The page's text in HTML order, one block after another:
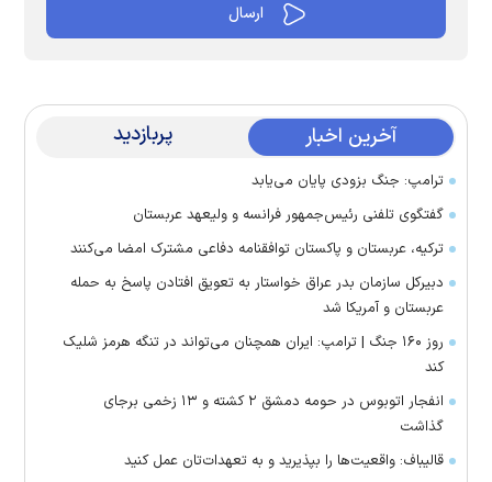
آخرین اخبار پربازدید
ترامپ: جنگ بزودی پایان می‌یابد
گفتگوی تلفنی رئیس‌جمهور فرانسه و ولیعهد عربستان
ترکیه، عربستان و پاکستان توافقنامه دفاعی مشترک امضا می‌کنند
دبیرکل سازمان بدر عراق خواستار به تعویق افتادن پاسخ به حمله
عربستان و آمریکا شد
روز ۱۶۰ جنگ | ترامپ: ایران همچنان می‌تواند در تنگه هرمز شلیک
کند
انفجار اتوبوس در حومه دمشق ۲ کشته و ۱۳ زخمی برجای
گذاشت
قالیباف: واقعیت‌ها را بپذیرید و به تعهدات‌تان عمل کنید